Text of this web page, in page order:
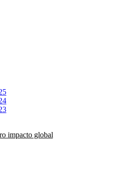
impacto global